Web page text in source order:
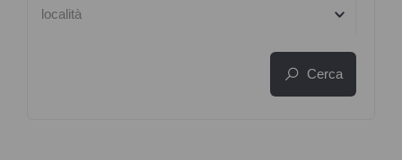
località
Cerca